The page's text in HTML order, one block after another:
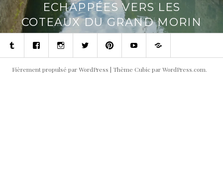
ECHAPPÉES VERS LES
COTEAUX DU GRAND MORIN
TumblrFacebookInstagramTwitterPinterestYoutubeContact
Fièrement propulsé par WordPress | Thème Cubic parWordPress.com.